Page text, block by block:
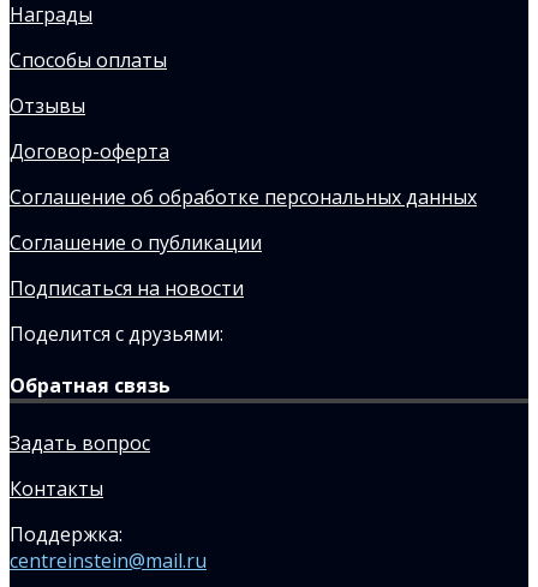
Награды
Способы оплаты
Отзывы
Договор-оферта
Соглашение об обработке персональных данных
Соглашение о публикации
Подписаться на новости
Поделится с друзьями:
Обратная связь
Задать вопрос
Контакты
Поддержка:
centreinstein@mail.ru